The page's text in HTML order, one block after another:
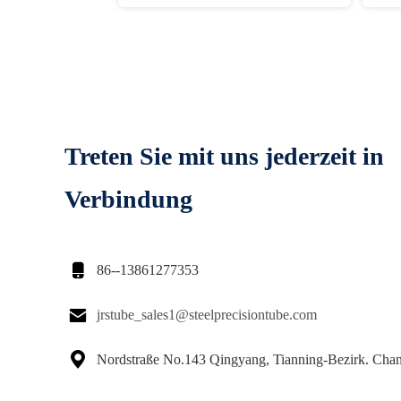
Treten Sie mit uns jederzeit in
Verbindung
 86--13861277353
 jrstube_sales1@steelprecisiontube.com
 Nordstraße No.143 Qingyang, Tianning-Bezirk.